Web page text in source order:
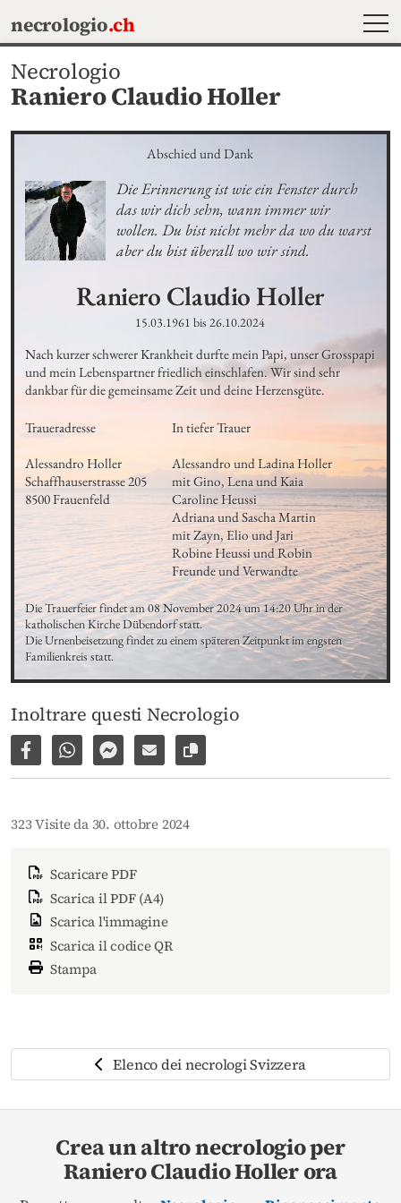
necrologio.ch
Necrologio
Raniero Claudio Holler
Abschied und Dank
Die Erinnerung ist wie ein Fenster durch
das wir dich sehn, wann immer wir
wollen. Du bist nicht mehr da wo du warst
aber du bist überall wo wir sind.
Raniero Claudio Holler
15.03.1961 bis26.10.2024
Nach kurzer schwerer Krankheit durfte mein Papi, unser Grosspapi
und mein Lebenspartner friedlich einschlafen. Wir sind sehr
dankbar für die gemeinsame Zeit und deine Herzensgüte.
Traueradresse
Alessandro Holler
Schaffhauserstrasse 205
8500 Frauenfeld
In tiefer Trauer
Alessandro und Ladina Holler
mit Gino, Lena und Kaia
Caroline Heussi
Adriana und Sascha Martin
mit Zayn, Elio und Jari
Robine Heussi und Robin
Freunde und Verwandte
Die Trauerfeier findet am 08 November 2024 um 14:20 Uhr in der
katholischen Kirche Dübendorf statt.
Die Urnenbeisetzung findet zu einem späteren Zeitpunkt im engsten
Familienkreis statt.
Inoltrare questi Necrologio
Condividi su Facebook
Condividi su WhatsApp
Inviare per Facebook Messenger
Inviare per email
Copia il link alla pagina
323 Visite da 30. ottobre 2024
Scaricare PDF
Scarica il PDF (A4)
Scarica l'immagine
Scarica il codice QR
Stampa
Elenco dei necrologi Svizzera
Crea un altro necrologio per
Raniero Claudio Holler ora